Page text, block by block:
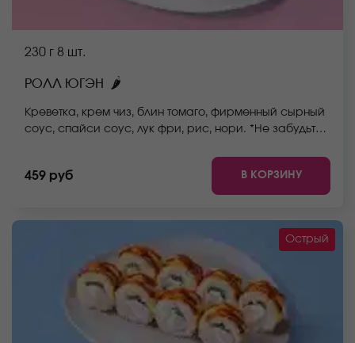
230 г 8 шт.
РОЛЛ ЮГЭН 🌶
Креветка, крем чиз, блин томаго, фирменный сырный
соус, спайси соус, лук фри, рис, нори. *Не забудьте
входят в стоимость заказа. *Внешний вид блюда
может отличаться от фото на сайте.
459 руб В КОРЗИНУ
Острый